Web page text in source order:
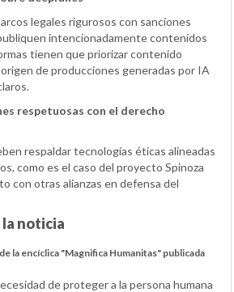
legales rigurosos con sanciones
intencionadamente contenidos
tienen que priorizar contenido
de producciones generadas por IA
respetuosas con el derecho
respaldar tecnologías éticas alineadas
como es el caso del proyecto Spinoza
con otras alianzas en defensa del
noticia
la encíclica "Magnifica Humanitas" publicada
de proteger a la persona humana